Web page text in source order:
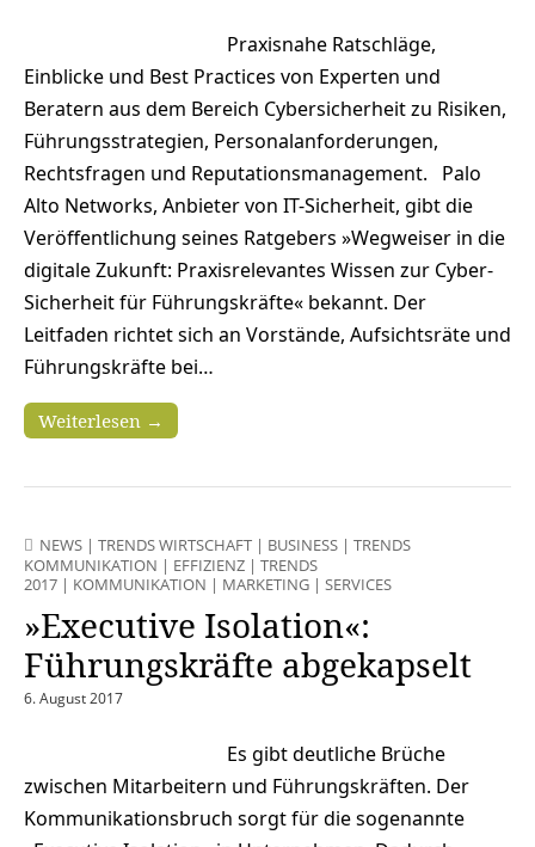
Praxisnahe Ratschläge,
Einblicke und Best Practices von Experten und
Beratern aus dem Bereich Cybersicherheit zu Risiken,
Führungsstrategien, Personalanforderungen,
Rechtsfragen und Reputationsmanagement. Palo
Alto Networks, Anbieter von IT-Sicherheit, gibt die
Veröffentlichung seines Ratgebers »Wegweiser in die
digitale Zukunft: Praxisrelevantes Wissen zur Cyber-
Sicherheit für Führungskräfte« bekannt. Der
Leitfaden richtet sich an Vorstände, Aufsichtsräte und
Führungskräfte bei…
Weiterlesen →
NEWS | TRENDS WIRTSCHAFT | BUSINESS | TRENDS
KOMMUNIKATION | EFFIZIENZ | TRENDS
2017 | KOMMUNIKATION | MARKETING | SERVICES
»Executive Isolation«:
Führungskräfte abgekapselt
6. August 2017
Es gibt deutliche Brüche
zwischen Mitarbeitern und Führungskräften. Der
Kommunikationsbruch sorgt für die sogenannte